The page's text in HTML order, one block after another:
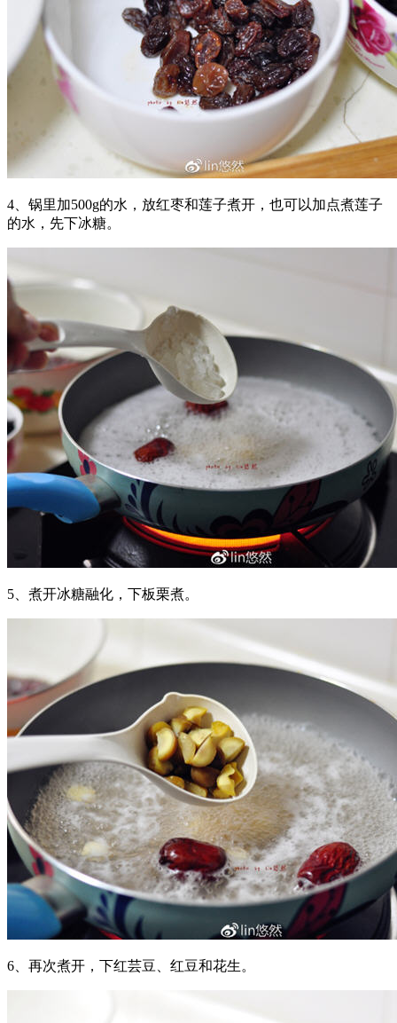
4、锅里加500g的水，放红枣和莲子煮开，也可以加点煮莲子
的水，先下冰糖。
5、煮开冰糖融化，下板栗煮。
6、再次煮开，下红芸豆、红豆和花生。